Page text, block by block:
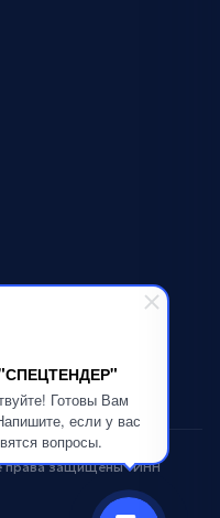
Готовы Вам
если у вас
вопросы.
защищены · ИНН